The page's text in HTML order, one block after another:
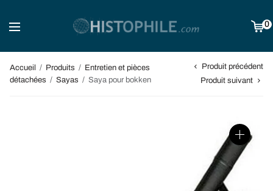
0
Accueil / Produits / Entretien et pièces
détachées / Sayas / Saya pour bokken
Produit précédent
Produit suivant